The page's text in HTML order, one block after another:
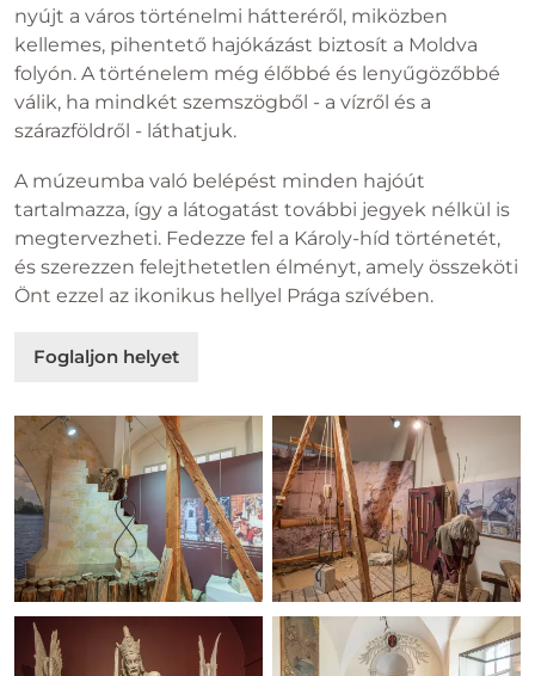
nyújt a város történelmi hátteréről, miközben
kellemes, pihentető hajókázást biztosít a Moldva
folyón. A történelem még élőbbé és lenyűgözőbbé
válik, ha mindkét szemszögből - a vízről és a
szárazföldről - láthatjuk.
A múzeumba való belépést minden hajóút
tartalmazza, így a látogatást további jegyek nélkül is
megtervezheti. Fedezze fel a Károly-híd történetét,
és szerezzen felejthetetlen élményt, amely összeköti
Önt ezzel az ikonikus hellyel Prága szívében.
Foglaljon helyet